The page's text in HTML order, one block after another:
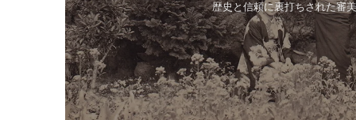
歴史と信頼に裏打ちされた審